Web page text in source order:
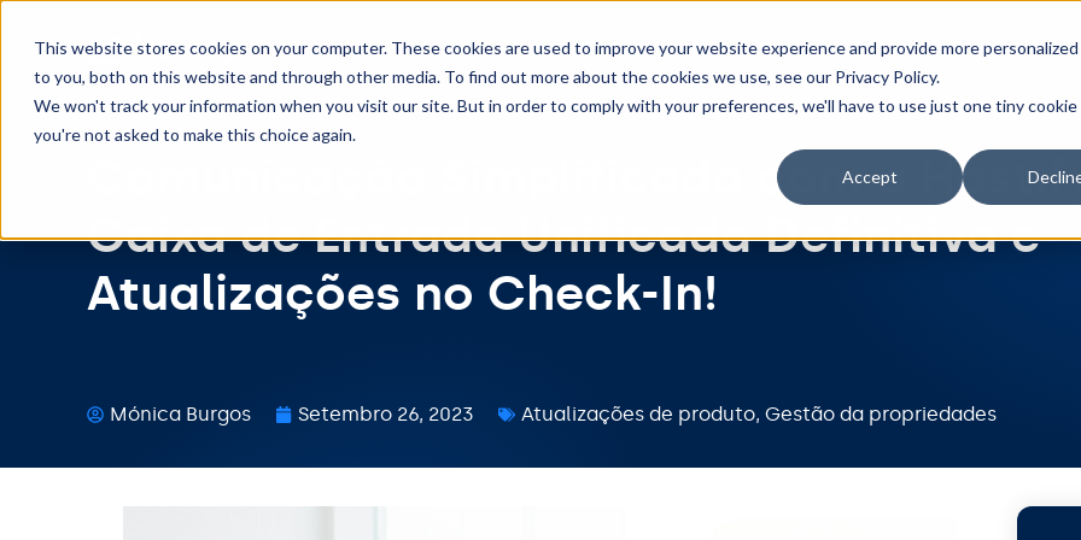
This website stores cookies on your computer. These cookies are used to improve your website experience and provide more
to you, both on this website and through other media. To find out more about the cookies we use, see our Privacy Policy.
We won't track your information when you visit our site. But in order to comply with your preferences, we'll have to use just one tiny
you're not asked to make this choice again.
Accept
Ferramentas Integrações Preços
Comunicação Simplificada com a
Caixa de Entrada Unificada Definitiva e
Atualizações no Check-In!
Mónica Burgos Setembro 26, 2023 Atualizações de produto, Gestão da propriedades